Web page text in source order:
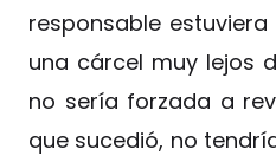
responsable
una cárcel muy lejos
no sería forzada a
que sucedió, no